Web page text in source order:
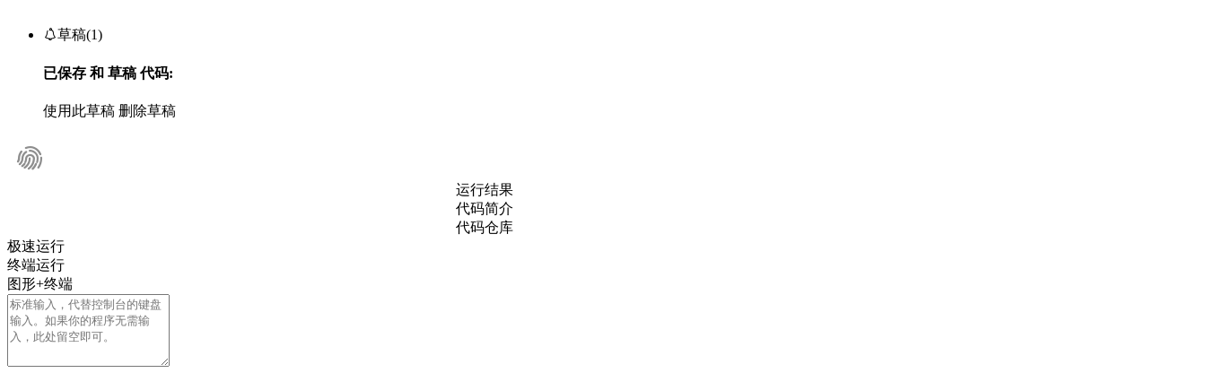
草稿(1)
已保存 和 草稿代码:
使用此草稿 删除草稿
运行结果
代码简介
代码仓库
极速运行
终端运行
图形+终端